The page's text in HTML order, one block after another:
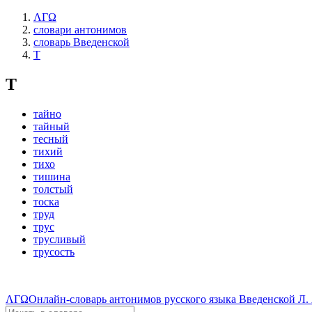
ΛΓΩ
словари антонимов
словарь Введенской
Т
Т
тайно
тайный
тесный
тихий
тихо
тишина
толстый
тоска
труд
трус
трусливый
трусость
ΛΓΩОнлайн-словарь антонимов русского языка Введенской